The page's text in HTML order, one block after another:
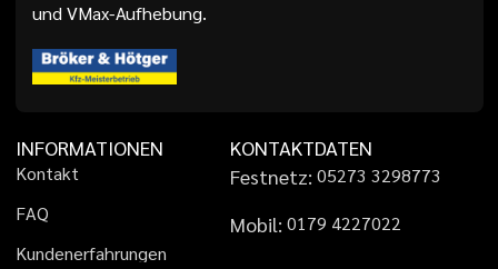
und VMax-Aufhebung.
INFORMATIONEN
Kontakt
FAQ
Kundenerfahrungen
KONTAKTDATEN
Festnetz: 05273 3298773
Mobil: 01 79 4227022